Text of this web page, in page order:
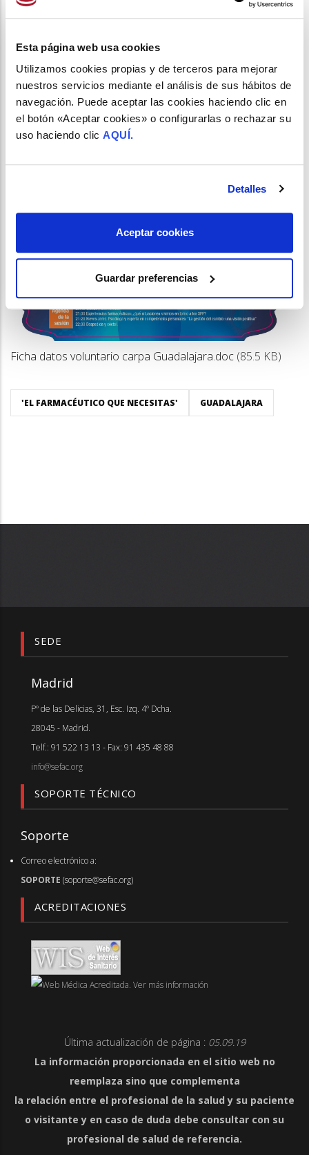
Esta página web usa cookies
Utilizamos cookies propias y de terceros para mejorar
nuestros servicios mediante el análisis de sus hábitos de
navegación. Puede aceptar las cookies haciendo clic en
el botón «Aceptar cookies» o configurarlas o rechazar su
uso haciendo clic AQUÍ.
Detalles
Aceptar cookies
Guardar preferencias
servicios profesionales farmacéuticos (SPF).En
barreras y excusas –no saber ofertar un servicio,
de registro, etc.- que dificultan la implantación de SPF y
se darán las claves para gestionar las resistencias al
cambio desde un punto de vista práctico.
Si deseas asistir a este evento, háznoslo saber a través
Ficha datos voluntario carpa Guadalajara.doc (85.5 KB)
'EL FARMACÉUTICO QUE NECESITAS' GUADALAJARA
SEDE
Madrid
Pº de las Delicias, 31, Esc. Izq. 4º Dcha.
28045 - Madrid.
Telf.: 91 522 13 13 - Fax: 91 435 48 88
info@sefac.org
SOPORTE TÉCNICO
Soporte
Correo electrónico a:
SOPORTE (soporte@sefac.org)
ACREDITACIONES
Última actualización de página : 05.09.19
La información proporcionada en el sitio web no
reemplaza sino que complementa
la relación entre el profesional de la salud y su paciente
o visitante y en caso de duda debe consultar con su
profesional de salud de referencia.